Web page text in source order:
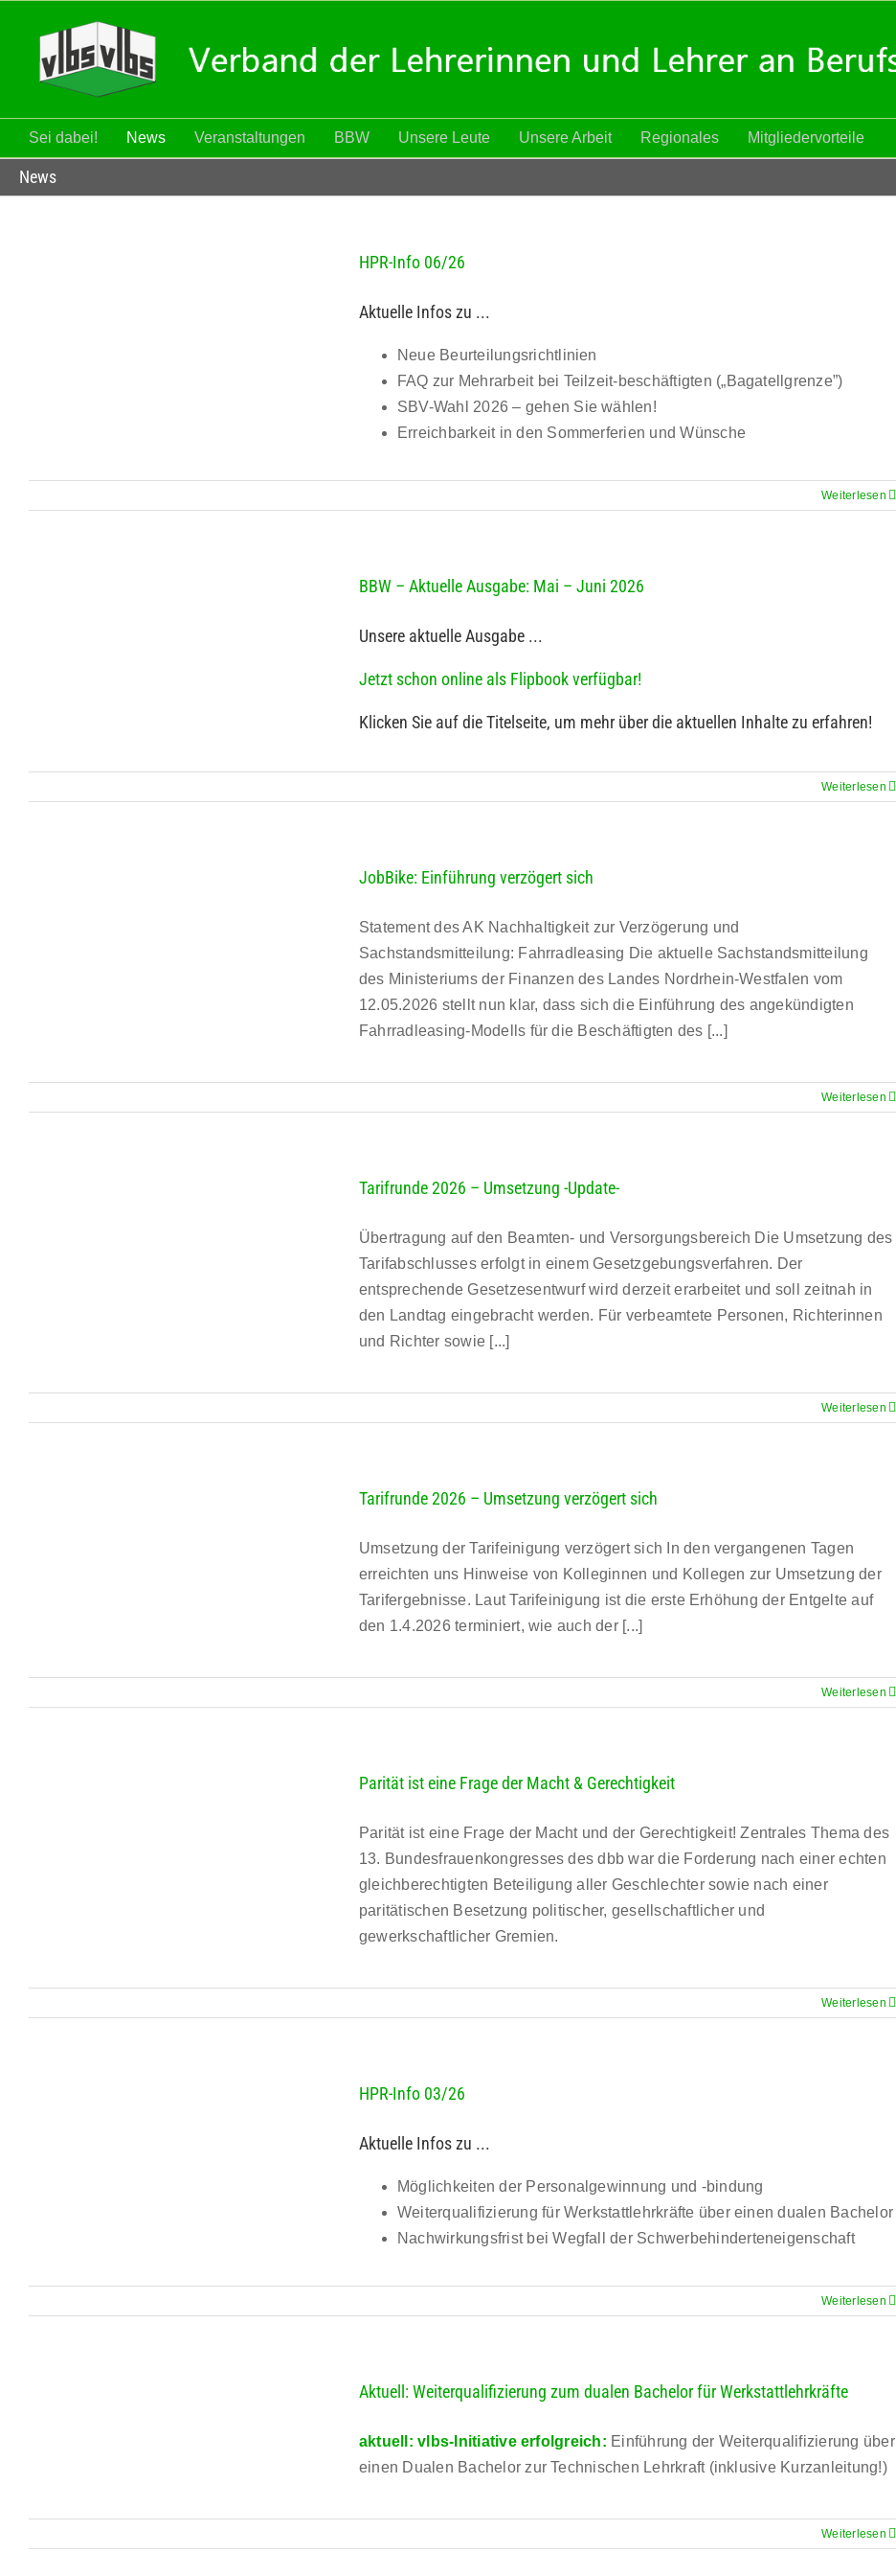
springen
Sei dabei! News Veranstaltungen BBW Unsere Leute Unsere Arbeit Regionales Mitgliedervorteile
News
HPR-Info 06/26
Aktuelle Infos zu ...
Neue Beurteilungsrichtlinien
FAQ zur Mehrarbeit bei Teilzeit-beschäftigten („Bagatellgrenze”)
SBV-Wahl 2026 – gehen Sie wählen!
Erreichbarkeit in den Sommerferien und Wünsche
Weiterlesen
BBW – Aktuelle Ausgabe: Mai – Juni 2026
Unsere aktuelle Ausgabe ...
Jetzt schon online als Flipbook verfügbar!
Klicken Sie auf die Titelseite, um mehr über die aktuellen Inhalte zu erfahren!
Weiterlesen
JobBike: Einführung verzögert sich
Statement des AK Nachhaltigkeit zur Verzögerung und
Sachstandsmitteilung: Fahrradleasing Die aktuelle Sachstandsmitteilung
des Ministeriums der Finanzen des Landes Nordrhein-Westfalen vom
12.05.2026 stellt nun klar, dass sich die Einführung des angekündigten
Fahrradleasing-Modells für die Beschäftigten des [...]
Weiterlesen
Tarifrunde 2026 – Umsetzung -Update-
Übertragung auf den Beamten- und Versorgungsbereich Die Umsetzung des
Tarifabschlusses erfolgt in einem Gesetzgebungsverfahren. Der
entsprechende Gesetzesentwurf wird derzeit erarbeitet und soll zeitnah in
den Landtag eingebracht werden. Für verbeamtete Personen, Richterinnen
und Richter sowie [...]
Weiterlesen
Tarifrunde 2026 – Umsetzung verzögert sich
Umsetzung der Tarifeinigung verzögert sich In den vergangenen Tagen
erreichten uns Hinweise von Kolleginnen und Kollegen zur Umsetzung der
Tarifergebnisse. Laut Tarifeinigung ist die erste Erhöhung der Entgelte auf
den 1.4.2026 terminiert, wie auch der [...]
Weiterlesen
Parität ist eine Frage der Macht & Gerechtigkeit
Parität ist eine Frage der Macht und der Gerechtigkeit! Zentrales Thema des
13. Bundesfrauenkongresses des dbb war die Forderung nach einer echten
gleichberechtigten Beteiligung aller Geschlechter sowie nach einer
paritätischen Besetzung politischer, gesellschaftlicher und
gewerkschaftlicher Gremien.
Weiterlesen
HPR-Info 03/26
Aktuelle Infos zu ...
Möglichkeiten der Personalgewinnung und -bindung
Weiterqualifizierung für Werkstattlehrkräfte über einen dualen Bachelor
Nachwirkungsfrist bei Wegfall der Schwerbehinderteneigenschaft
Weiterlesen
Aktuell: Weiterqualifizierung zum dualen Bachelor für Werkstattlehrkräfte
aktuell: vlbs-Initiative erfolgreich: Einführung der Weiterqualifizierung über
einen Dualen Bachelor zur Technischen Lehrkraft (inklusive Kurzanleitung!)
Weiterlesen